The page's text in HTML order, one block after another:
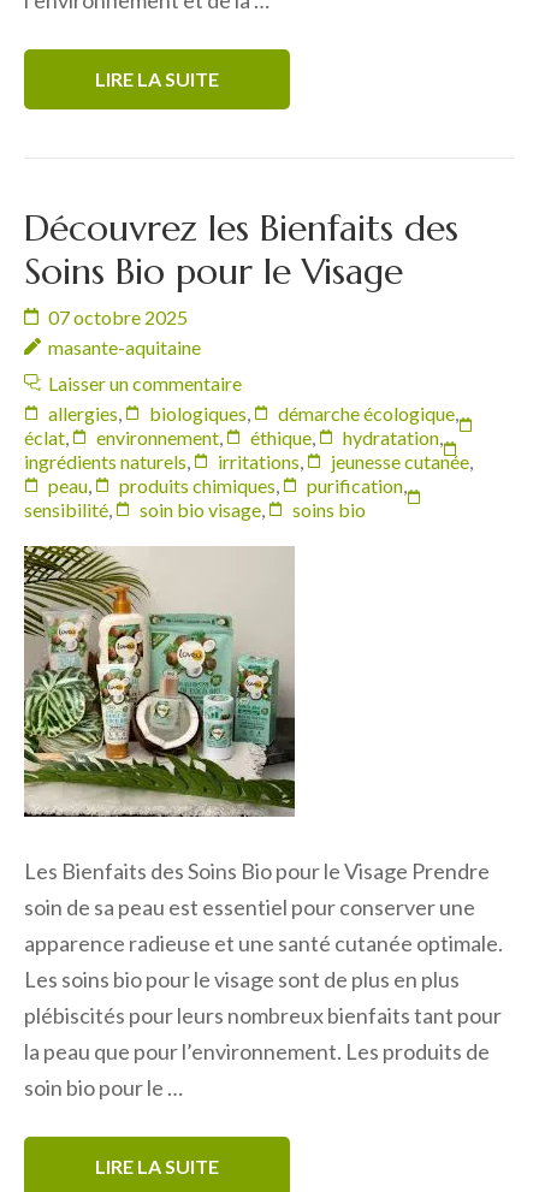
LIRE LA SUITE
Découvrez les Bienfaits des
Soins Bio pour le Visage
07 octobre 2025
masante-aquitaine
Laisser un commentaire
allergies, biologiques, démarche écologique,
éclat, environnement, éthique, hydratation,
ingrédients naturels, irritations, jeunesse cutanée,
peau, produits chimiques, purification,
sensibilité, soin bio visage, soins bio
Les Bienfaits des Soins Bio pour le Visage Prendre
soin de sa peau est essentiel pour conserver une
apparence radieuse et une santé cutanée optimale.
Les soins bio pour le visage sont de plus en plus
plébiscités pour leurs nombreux bienfaits tant pour
la peau que pour l’environnement. Les produits de
soin bio pour le …
LIRE LA SUITE